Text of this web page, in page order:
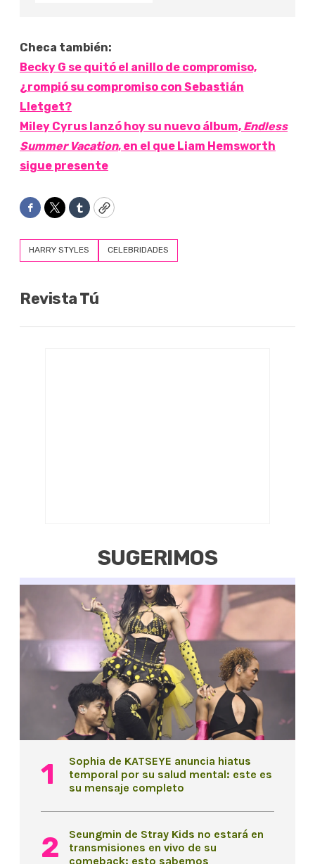
Checa también:
Becky G se quitó el anillo de compromiso,
¿rompió su compromiso con Sebastián
Lletget?
Miley Cyrus lanzó hoy su nuevo álbum, Endless
Summer Vacation, en el que Liam Hemsworth
sigue presente
Facebook
TwitterTumblrCopy
HARRY STYLES CELEBRIDADES
Revista Tú
SUGERIMOS
Sophia de KATSEYE anuncia hiatus
temporal por su salud mental: este es
su mensaje completo
Seungmin de Stray Kids no estará en
transmisiones en vivo de su
comeback: esto sabemos